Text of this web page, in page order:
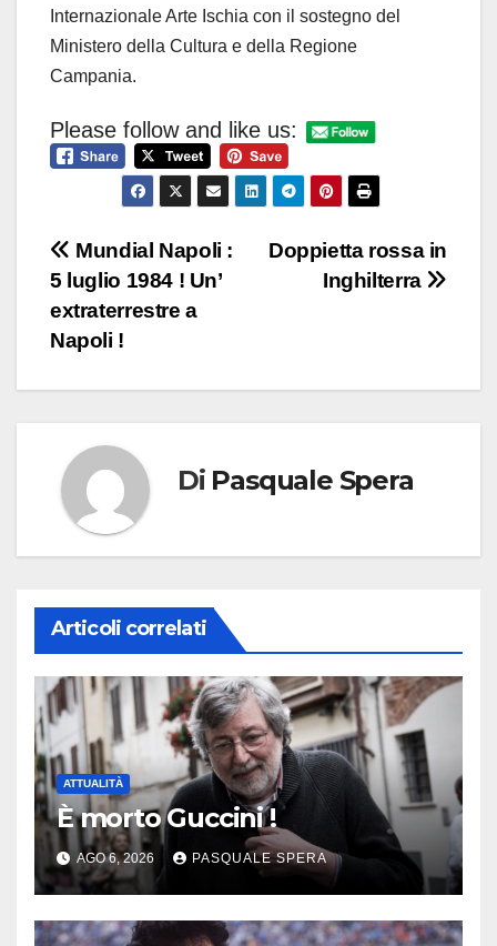
Internazionale Arte Ischia con il sostegno del
Ministero della Cultura e della Regione
Campania.
Please follow and like us:
Navigazione
articoli
Doppietta rossa in
Inghilterra
Mundial Napoli :
5 luglio 1984 ! Un’
extraterrestre a
Napoli !
Di Pasquale Spera
Articoli correlati
ATTUALITÀ
È morto Guccini !
AGO 6, 2026 PASQUALE SPERA